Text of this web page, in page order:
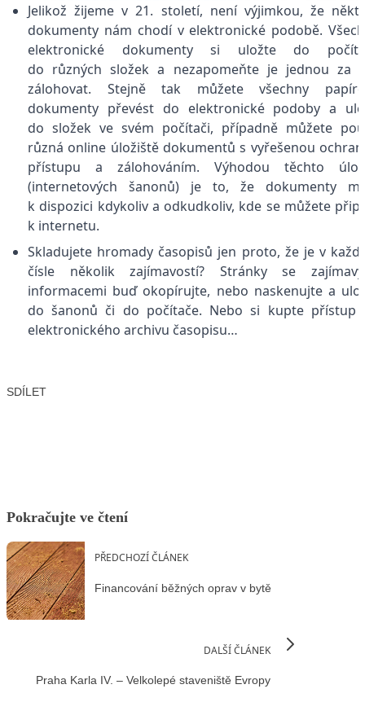
Jelikož žijeme v 21. století, není výjimkou, že
dokumenty nám chodí v elektronické podobě.
elektronické dokumenty si uložte do
do různých složek a nezapomeňte je jednou za
zálohovat. Stejně tak můžete všechny
dokumenty převést do elektronické podoby a
do složek ve svém počítači, případně můžete
různá online úložiště dokumentů s vyřešenou
přístupu a zálohováním. Výhodou těchto
(internetových šanonů) je to, že dokumenty
k dispozici kdykoliv a odkudkoliv, kde se můžete
k internetu.
Skladujete hromady časopisů jen proto, že je v
čísle několik zajímavostí? Stránky se
informacemi buď okopírujte, nebo naskenujte a
do šanonů či do počítače. Nebo si kupte přístup
elektronického archivu časopisu…
SDÍLET
Pokračujte ve čtení
PŘEDCHOZÍ ČLÁNEK
Financování běžných oprav v bytě
DALŠÍ ČLÁNEK
Praha Karla IV. – Velkolepé staveniště Evropy